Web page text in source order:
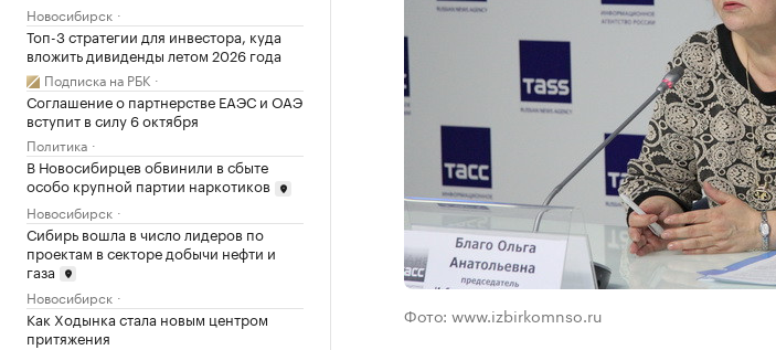
Новосибирск
Топ-3 стратегии для инвестора, куда
вложить дивиденды летом 2026 года
Подписка на РБК
Соглашение о партнерстве ЕАЭС и ОАЭ
вступит в силу 6 октября
Политика
В Новосибирцев обвинили в сбыте
особо крупной партии наркотиков
Новосибирск
Сибирь вошла в число лидеров по
проектам в секторе добычи нефти и
газа
Новосибирск
Как Ходынка стала новым центром
притяжения
Фото: www.izbirkomnso.ru